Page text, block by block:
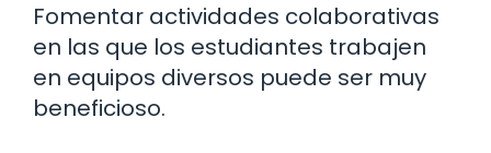
Fomentar actividades colaborativas
en las que los estudiantes trabajen
en equipos diversos puede ser muy
beneficioso.